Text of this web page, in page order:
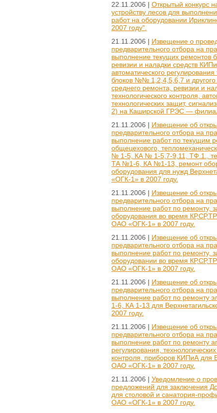
22.11.2006 | Открытый конкурс
устройству лесов для
работ на оборудовании
2007 году".
21.11.2006 | Извещение о
предварительного отбора на
выполнение текущих
ревизии и наладки средств
автоматического
блоков №№ 1,2,4,5,6,7 и
среднего ремонта, ревизии и
технологического контроля,
технологических защит,
2) на Каширской ГРЭС —
21.11.2006 | Извещение об
предварительного отбора на
выполнение работ по текущим
общецехового,
№ 1-5, КА № 1-5,7-9,11, ТФ.1.,
ТА №1-6, КА №1-13, ремонт
оборудования для нужд
«ОГК-1» в 2007 году.
21.11.2006 | Извещение об
предварительного отбора на
выполнение работ по ремонту,
оборудования во время
ОАО «ОГК-1» в 2007 году.
21.11.2006 | Извещение об
предварительного отбора на
выполнение работ по ремонту,
оборудовании во время
ОАО «ОГК-1» в 2007 году.
21.11.2006 | Извещение об
предварительного отбора на
выполнение работ по ремонту
1-6, КА 1-13 для
2007 году.
21.11.2006 | Извещение об
предварительного отбора на
выполнение работ по ремонту
регулирования,
контроля, приборов КИПиА
ОАО «ОГК-1» в 2007 году.
21.11.2006 | Уведомление о
предложений для заключения
для столовой и санатория-
ОАО «ОГК-1» в 2007 году.